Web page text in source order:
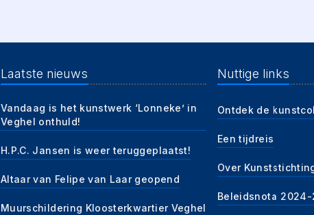
Laatste nieuws
Vandaag is het kunstwerk ‘Lonneke’ in
Veghel onthuld!
H.P.C. Jansen is weer teruggeplaatst!
Altaar van Felipe van Laar geopend
Muurschildering Kloosterkwartier Veghel
Nuttige links
Ontdek de
Een tijdreis
Over
Beleidsnota 2024-